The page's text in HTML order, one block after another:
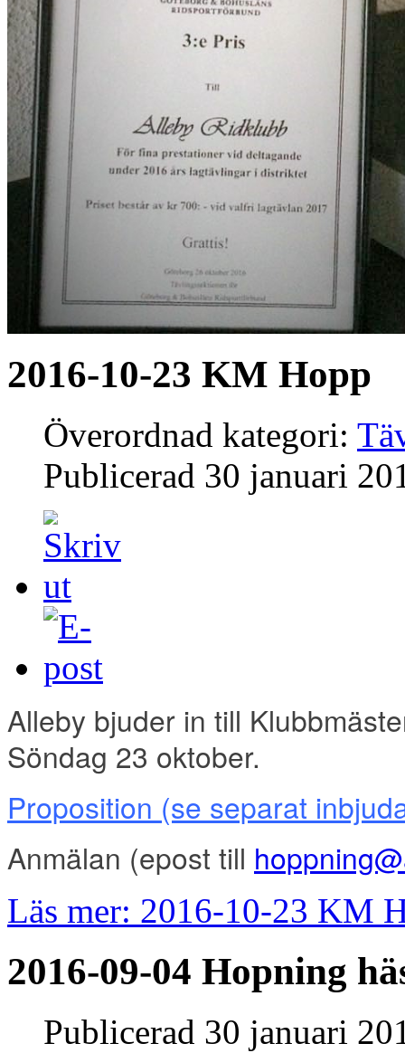
2016-10-23 KM Hopp
Överordnad kategori:
Publicerad 30 januari
Alleby bjuder in till
Söndag 23 oktober.
Proposition (se separat
Anmälan (epost till
Läs mer: 2016-10-23 KM
2016-09-04 Hopning
Publicerad 30 januari